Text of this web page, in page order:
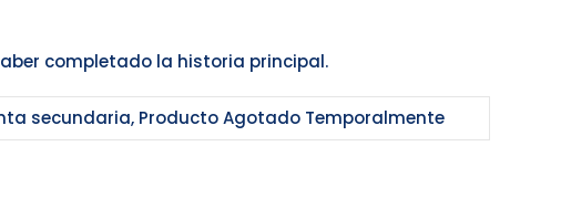
completado la historia principal.
secundaria, Producto Agotado Temporalmente